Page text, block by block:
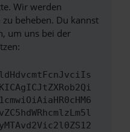
Wir werden
beheben. Du kannst
um uns bei der